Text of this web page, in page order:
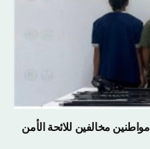
مخالفين للائحة الأمن